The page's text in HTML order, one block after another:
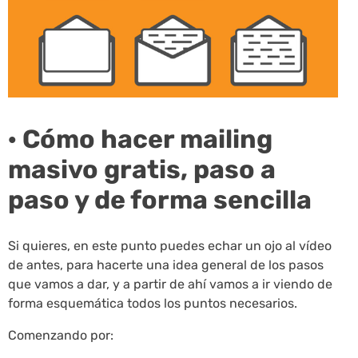
· Cómo hacer mailing
masivo gratis, paso a
paso y de forma sencilla
Si quieres, en este punto puedes echar un ojo al vídeo
de antes, para hacerte una idea general de los pasos
que vamos a dar, y a partir de ahí vamos a ir viendo de
forma esquemática todos los puntos necesarios.
Comenzando por: